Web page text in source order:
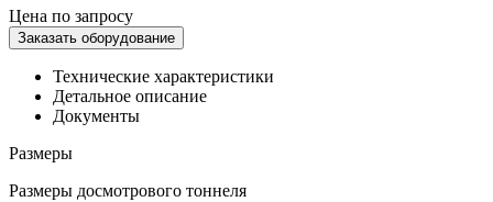
Цена по запросу
Заказать оборудование
Технические характеристики
Детальное описание
Документы
Размеры
Размеры досмотрового тоннеля